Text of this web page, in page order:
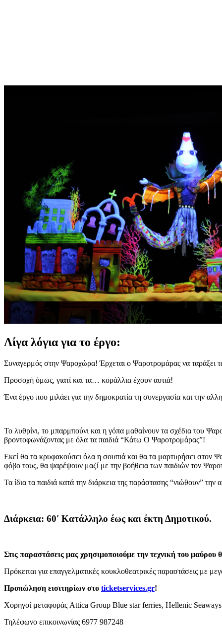
Λίγα λόγια για το έργο:
Συναγερμός στην Ψαροχώρα! Έρχεται ο Ψαροτρομάρας να ταράξει
Προσοχή όμως, γιατί και τα… κοράλλια έχουν αυτιά!
Ένα έργο που μιλάει για την δημοκρατία τη συνεργασία και την
Το λυθρίνι, το μπαρμπούνι και η γόπα μαθαίνουν τα σχέδια του
βροντοφωνάζοντας με όλα τα παιδιά “Κάτω Ο Ψαροτρομάρας”!
Εκεί θα τα κρυφακούσει όλα η σουπιά και θα τα μαρτυρήσει στον
φόβο τους, θα ψαρέψουν μαζί με την βοήθεια των παιδιών τον
Τα ίδια τα παιδιά κατά την διάρκεια της παράστασης “νιώθουν”
Διάρκεια: 60′ Κατάλληλο έως και έκτη Δημοτικού.
Στις παραστάσεις μας χρησιμοποιούμε την τεχνική του μαύρου
Πρόκειται για επαγγελματικές κουκλοθεατρικές παραστάσεις με
Προπώληση εισιτηρίων στο ticketservices.gr!
Χορηγοί μεταφοράς Attica Group Blue star ferries, Hellenic Seaways
Τηλέφωνο επικοινωνίας 6977 987248